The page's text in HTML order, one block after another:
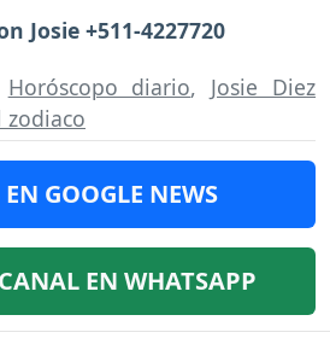
Josie +511-4227720
Horóscopo diario, Josie Diez
zodiaco
GOOGLE NEWS
EN WHATSAPP